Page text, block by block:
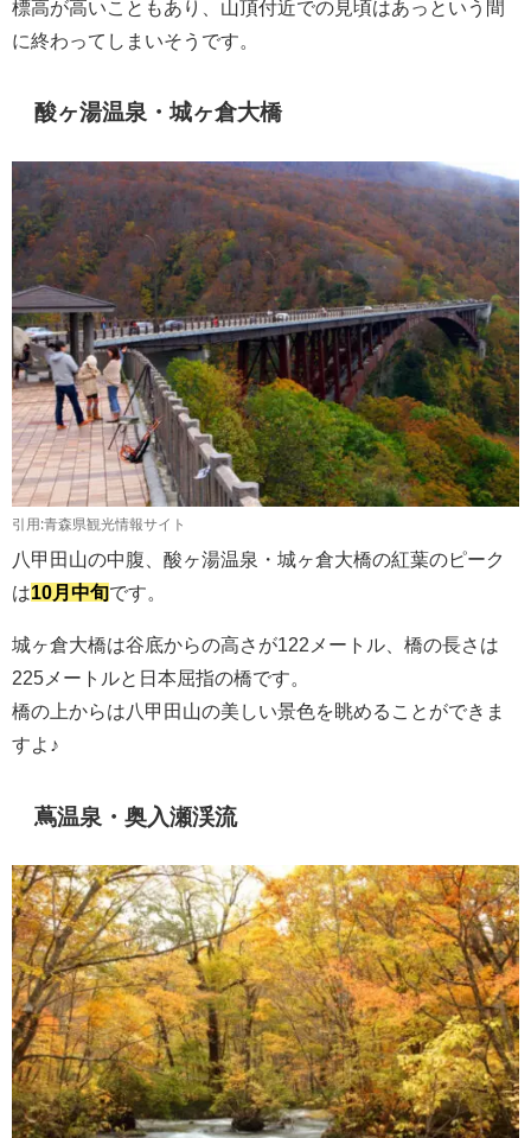
標高が高いこともあり、山頂付近での見頃はあっという間
に終わってしまいそうです。
酸ヶ湯温泉・城ヶ倉大橋
引用:青森県観光情報サイト
八甲田山の中腹、酸ヶ湯温泉・城ヶ倉大橋の紅葉のピーク
は10月中旬です。
城ヶ倉大橋は谷底からの高さが122メートル、橋の長さは
225メートルと日本屈指の橋です。
橋の上からは八甲田山の美しい景色を眺めることができま
すよ♪
蔦温泉・奥入瀬渓流